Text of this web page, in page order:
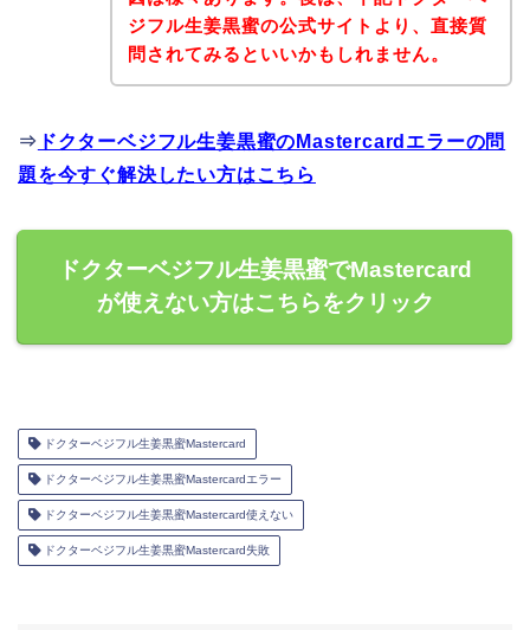
ジフル生姜黒蜜の公式サイトより、直接質
問されてみるといいかもしれません。
⇒ ドクターベジフル生姜黒蜜のMastercardエラーの問
題を今すぐ解決したい方はこちら
ドクターベジフル生姜黒蜜でMastercard
が使えない方はこちらをクリック
ドクターベジフル生姜黒蜜Mastercard
ドクターベジフル生姜黒蜜Mastercardエラー
ドクターベジフル生姜黒蜜Mastercard使えない
ドクターベジフル生姜黒蜜Mastercard失敗